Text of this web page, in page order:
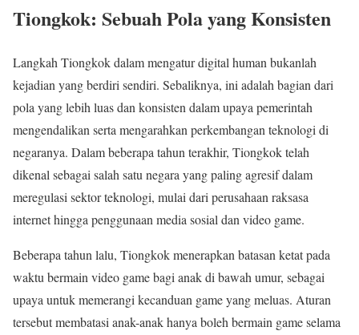
Tiongkok: Sebuah Pola yang Konsisten
Langkah Tiongkok dalam mengatur digital human bukanlah
kejadian yang berdiri sendiri. Sebaliknya, ini adalah bagian dari
pola yang lebih luas dan konsisten dalam upaya pemerintah
mengendalikan serta mengarahkan perkembangan teknologi di
negaranya. Dalam beberapa tahun terakhir, Tiongkok telah
dikenal sebagai salah satu negara yang paling agresif dalam
meregulasi sektor teknologi, mulai dari perusahaan raksasa
internet hingga penggunaan media sosial dan video game.
Beberapa tahun lalu, Tiongkok menerapkan batasan ketat pada
waktu bermain video game bagi anak di bawah umur, sebagai
upaya untuk memerangi kecanduan game yang meluas. Aturan
tersebut membatasi anak-anak hanya boleh bermain game selama